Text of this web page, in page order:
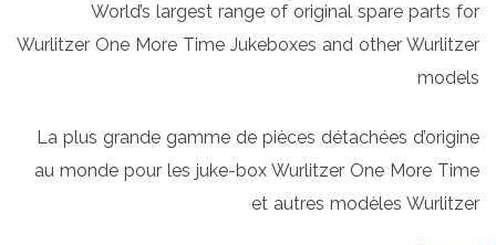
World’s largest range of original spare parts for
Wurlitzer One More Time Jukeboxes and other Wurlitzer
models
La plus grande gamme de pièces détachées d’origine
au monde pour les juke-box Wurlitzer One More Time
et autres modèles Wurlitzer